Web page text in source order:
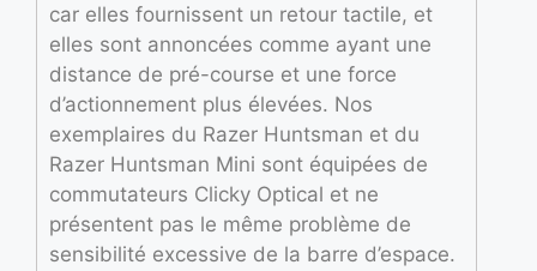
car elles fournissent un retour tactile, et
elles sont annoncées comme ayant une
distance de pré-course et une force
d’actionnement plus élevées. Nos
exemplaires du Razer Huntsman et du
Razer Huntsman Mini sont équipées de
commutateurs Clicky Optical et ne
présentent pas le même problème de
sensibilité excessive de la barre d’espace.